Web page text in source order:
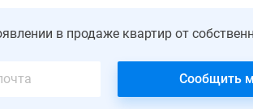
в продаже квартир от
Сообщить